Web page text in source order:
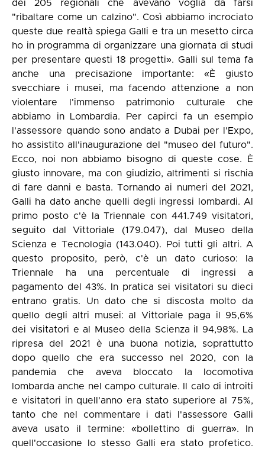
dei 205 regionali che avevano voglia da farsi
"ribaltare come un calzino". Così abbiamo incrociato
queste due realtà spiega Galli e tra un mesetto circa
ho in programma di organizzare una giornata di studi
per presentare questi 18 progetti». Galli sul tema fa
anche una precisazione importante: «È giusto
svecchiare i musei, ma facendo attenzione a non
violentare l'immenso patrimonio culturale che
abbiamo in Lombardia. Per capirci fa un esempio
l'assessore quando sono andato a Dubai per l'Expo,
ho assistito all'inaugurazione del "museo del futuro".
Ecco, noi non abbiamo bisogno di queste cose. È
giusto innovare, ma con giudizio, altrimenti si rischia
di fare danni e basta. Tornando ai numeri del 2021,
Galli ha dato anche quelli degli ingressi lombardi. Al
primo posto c'è la Triennale con 441.749 visitatori,
seguito dal Vittoriale (179.047), dal Museo della
Scienza e Tecnologia (143.040). Poi tutti gli altri. A
questo proposito, però, c'è un dato curioso: la
Triennale ha una percentuale di ingressi a
pagamento del 43%. In pratica sei visitatori su dieci
entrano gratis. Un dato che si discosta molto da
quello degli altri musei: al Vittoriale paga il 95,6%
dei visitatori e al Museo della Scienza il 94,98%. La
ripresa del 2021 è una buona notizia, soprattutto
dopo quello che era successo nel 2020, con la
pandemia che aveva bloccato la locomotiva
lombarda anche nel campo culturale. Il calo di introiti
e visitatori in quell'anno era stato superiore al 75%,
tanto che nel commentare i dati l'assessore Galli
aveva usato il termine: «bollettino di guerra». In
quell'occasione lo stesso Galli era stato profetico.